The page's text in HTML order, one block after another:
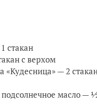
стакан
с верхом
— 2
масло —